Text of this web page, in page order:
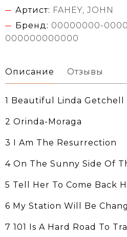
Артист: FAHEY, JOHN
Бренд: 00000000-
000000000000
Описание Отзывы
1 Beautiful Linda Getchell
2 Orinda-Moraga
3 I Am The Resurrection
4 On The Sunny Side Of
5 Tell Her To Come Back
6 My Station Will Be
7 101 Is A Hard Road To